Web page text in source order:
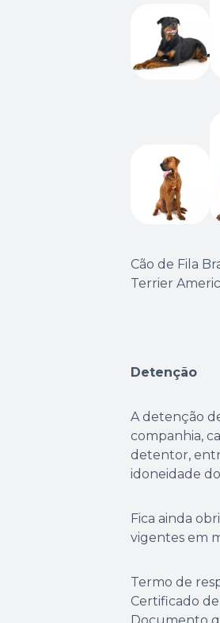
Cão de Fila
Terrier
Detenção
A detenção
companhia,
detentor,
idoneidade
Fica ainda
vigentes em
Termo de
Certificado
Documento